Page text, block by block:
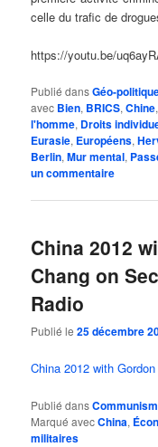
celle du trafic de
https://youtu.be/
Publié dansGéo-
avec Bien, BRICS,Chine
l'homme, Droits
Eurasie, Européens,
Berlin,Mur mental,
un commentaire
China 2012
Chang on
Radio
Publié le25 décembre
China 2012 with
Publié dans
Marqué avecChina,
militaires